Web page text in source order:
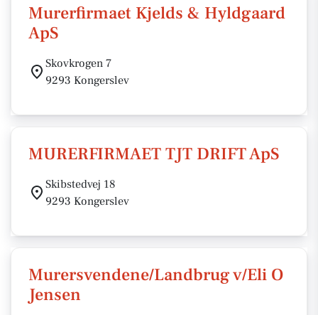
Murerfirmaet Kjelds & Hyldgaard
ApS
Skovkrogen 7
9293 Kongerslev
MURERFIRMAET TJT DRIFT ApS
Skibstedvej 18
9293 Kongerslev
Murersvendene/Landbrug v/Eli O
Jensen